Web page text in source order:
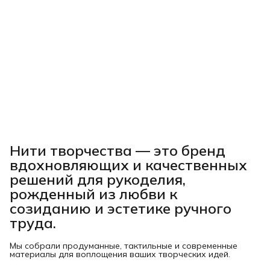
Нити творчества — это бренд
вдохновляющих и качественных
решений для рукоделия,
рожденный из любви к
созиданию и эстетике ручного
труда.
Мы собрали продуманные, тактильные и современные
материалы для воплощения ваших творческих идей.